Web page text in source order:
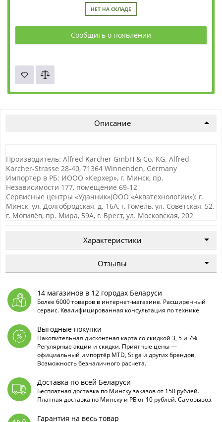
НЕТ НА СКЛАДЕ
Сообщить о появлении
Описание
Производитель: Alfred Karcher GmbH & Co. KG. Alfred-
Karcher-Strasse 28-40, 71364 Winnenden, Germany
Импортер в РБ: ИООО «Керхер», г. Минск, пр.
Независимости 177, помещение 69-12
Сервисные центры «Удачник»(ООО «Акватехнологии»): г.
Минск, ул. Долгобродская, д. 16А, г. Гомель, ул. Советская, 52,
г. Могилёв, пр. Мира, 59А, г. Брест, ул. Московская, 202
Характеристики
Отзывы
14 магазинов в 12 городах Беларуси
Более 6000 товаров в интернет-магазине. Расширенный
сервис. Квалифицированная консультация по технике.
Выгодные покупки
Накопительная дисконтная карта со скидкой 3, 5 и 7%.
Регулярные акции и скидки. Приятные цены —
официальный импортёр MTD, Stiga и других брендов.
Возможность безналичного расчета.
Доставка по всей Беларуси
Бесплатная доставка по Минску заказов от 150 рублей.
Платная доставка по Минску и РБ от 10 рублей. Самовывоз.
Гарантия на весь товар